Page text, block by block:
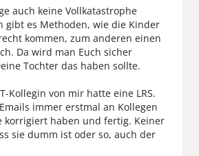
auch keine Vollkatastrophe
gibt es Methoden, wie die Kinder
kommen, zum anderen einen
Da wird man Euch sicher
Tochter das haben sollte.
Kollegin von mir hatte eine LRS.
immer erstmal an Kollegen
korrigiert haben und fertig. Keiner
sie dumm ist oder so, auch der